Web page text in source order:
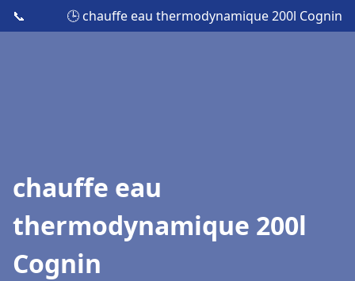
📞 🕒 chauffe eau thermodynamique 200l Cognin
chauffe eau
thermodynamique 200l
Cognin